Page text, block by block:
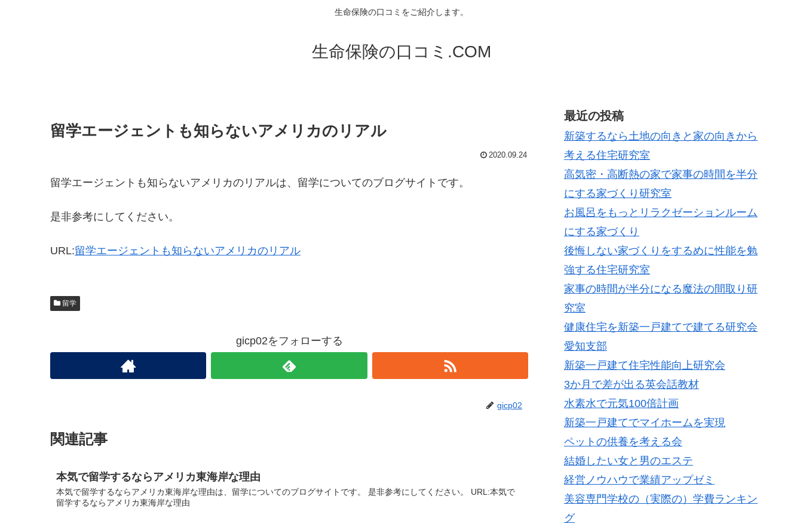
生命保険の口コミをご紹介します。
生命保険の口コミ.COM
留学エージェントも知らないアメリカのリアル
2020.09.24
留学エージェントも知らないアメリカのリアルは、留学についてのブログサイトです。
是非参考にしてください。
URL:留学エージェントも知らないアメリカのリアル
留学
gicp02をフォローする
gicp02
関連記事
本気で留学するならアメリカ東海岸な理由
本気で留学するならアメリカ東海岸な理由は、留学についてのブログサイトです。 是非参考にしてください。 URL:本気で
留学するならアメリカ東海岸な理由
最近の投稿
新築するなら土地の向きと家の向きから
考える住宅研究室
高気密・高断熱の家で家事の時間を半分
にする家づくり研究室
お風呂をもっとリラクゼーションルーム
にする家づくり
後悔しない家づくりをするめに性能を勉
強する住宅研究室
家事の時間が半分になる魔法の間取り研
究室
健康住宅を新築一戸建てで建てる研究会
愛知支部
新築一戸建て住宅性能向上研究会
3か月で差が出る英会話教材
水素水で元気100倍計画
新築一戸建てでマイホームを実現
ペットの供養を考える会
結婚したい女と男のエステ
経営ノウハウで業績アップゼミ
美容専門学校の（実際の）学費ランキン
グ